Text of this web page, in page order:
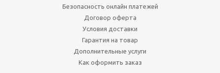
Безопасность онлайн платежей
Договор оферта
Условия доставки
Гарантия на товар
Дополнительные услуги
Как оформить заказ